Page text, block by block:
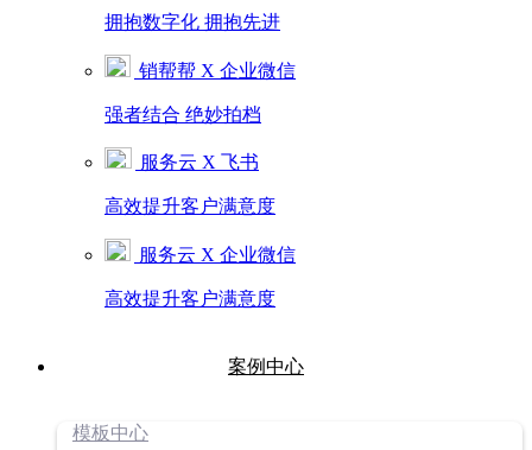
拥抱数字化 拥抱先进
销帮帮 X 企业微信
强者结合 绝妙拍档
服务云 X 飞书
高效提升客户满意度
服务云 X 企业微信
高效提升客户满意度
案例中心
模板中心